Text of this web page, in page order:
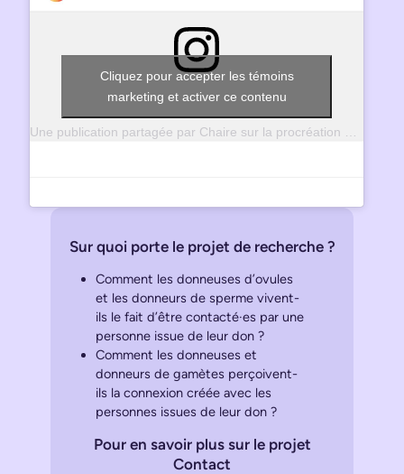
Cliquez pour accepter les témoins
marketing et activer ce contenu
Sur quoi porte le projet de recherche ?
Comment les donneuses d’ovules
et les donneurs de sperme vivent-
ils le fait d’être contacté·es par une
personne issue de leur don ?
Comment les donneuses et
donneurs de gamètes perçoivent-
ils la connexion créée avec les
personnes issues de leur don ?
Pour en savoir plus sur le projet
Contact